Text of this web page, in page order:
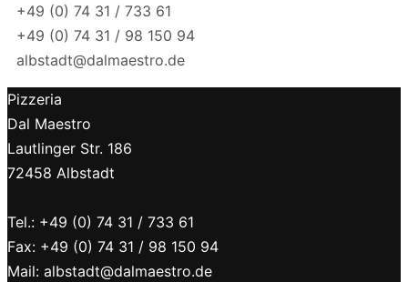
+49 (0) 74 31 / 733 61
+49 (0) 74 31 / 98 150 94
albstadt@dalmaestro.de
Pizzeria
Dal Maestro
Lautlinger Str. 186
72458 Albstadt
Tel.: +49 (0) 74 31 / 733 61
Fax: +49 (0) 74 31 / 98 150 94
Mail: albstadt@dalmaestro.de